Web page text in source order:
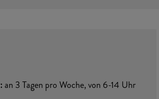
:an 3 Tagen pro Woche, von 6-14 Uhr